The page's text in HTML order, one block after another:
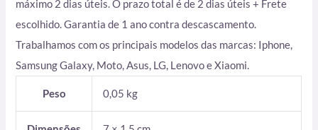
máximo 2 dias úteis. O prazo total é de 2 dias úteis + Frete
escolhido. Garantia de 1 ano contra descascamento.
Trabalhamos com os principais modelos das marcas: Iphone,
Samsung Galaxy, Moto, Asus, LG, Lenovo e Xiaomi.
Peso 0,05 kg